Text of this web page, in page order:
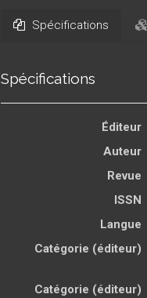
Spécifications
Spécifications
Éditeur
Auteur
Revue
ISSN
Langue
Catégorie (éditeur)
Catégorie (éditeur)